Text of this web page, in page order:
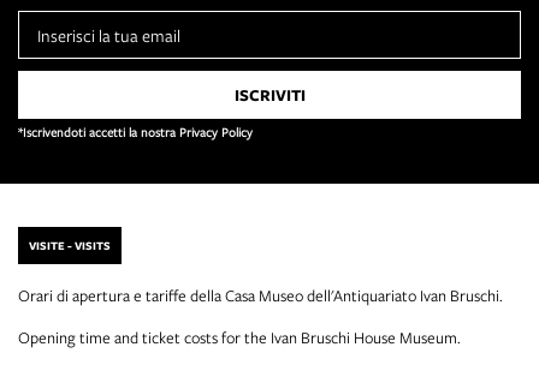
*Iscrivendoti accetti la nostra Privacy Policy
VISITE - VISITS
Orari di apertura e tariffe della Casa Museo dell'Antiquariato Ivan Bruschi.
Opening time and ticket costs for the Ivan Bruschi House Museum.